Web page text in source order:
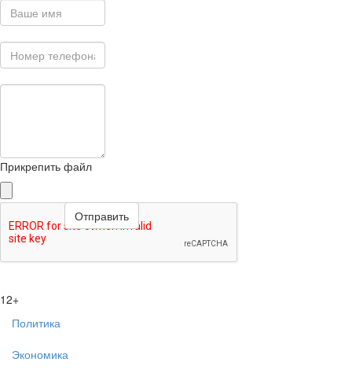
Прикрепить файл
12+
Политика
Экономика